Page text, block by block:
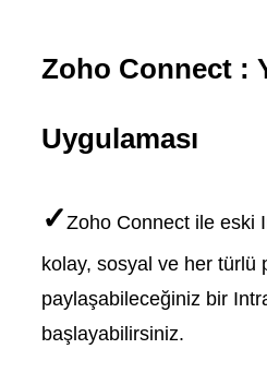
Zoho Connect :
Uygulaması
✓Zoho Connect ile eski
kolay, sosyal ve her türlü
paylaşabileceğiniz bir
başlayabilirsiniz.